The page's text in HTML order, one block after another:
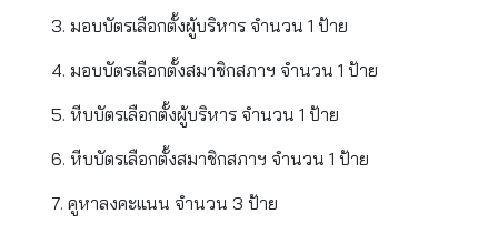
3. มอบบัตรเลือกตั้งผู้บริหาร จำนวน 1 ป้าย
4. มอบบัตรเลือกตั้งสมาชิกสภาฯ จำนวน 1 ป้าย
5. หีบบัตรเลือกตั้งผู้บริหาร จำนวน 1 ป้าย
6. หีบบัตรเลือกตั้งสมาชิกสภาฯ จำนวน 1 ป้าย
7. คูหาลงคะแนน จำนวน 3 ป้าย